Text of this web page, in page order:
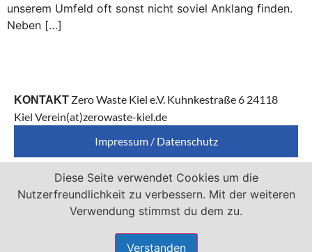
unserem Umfeld oft sonst nicht soviel Anklang finden.
Neben […]
KONTAKT Zero Waste Kiel e.V. Kuhnkestraße 6 24118
Kiel Verein(at)zerowaste-kiel.de
Impressum / Datenschutz
Zero Waste Kiel e.V. ist Mitglied von
Diese Seite verwendet Cookies um die
Nutzerfreundlichkeit zu verbessern. Mit der weiteren
Verwendung stimmst du dem zu.
Verstanden